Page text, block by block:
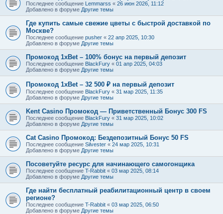
Последнее сообщение Lemmarss « 26 июн 2026, 11:12
Добавлено в форуме Другие темы
Где купить самые свежие цветы с быстрой доставкой по
Москве?
Последнее сообщение pusher « 22 апр 2025, 10:30
Добавлено в форуме Другие темы
Промокод 1xBet – 100% бонус на первый депозит
Последнее сообщение BlackFury « 01 апр 2025, 04:03
Добавлено в форуме Другие темы
Промокод 1xBet – 32 500 ₽ на первый депозит
Последнее сообщение BlackFury « 31 мар 2025, 11:35
Добавлено в форуме Другие темы
Kent Casino Промокод — Приветственный Бонус 300 FS
Последнее сообщение BlackFury « 31 мар 2025, 10:02
Добавлено в форуме Другие темы
Cat Casino Промокод: Бездепозитный Бонус 50 FS
Последнее сообщение Silvester « 24 мар 2025, 10:31
Добавлено в форуме Другие темы
Посоветуйте ресурс для начинающего самогонщика
Последнее сообщение T-Rabbit « 03 мар 2025, 08:14
Добавлено в форуме Другие темы
Где найти бесплатный реабилитационный центр в своем
регионе?
Последнее сообщение T-Rabbit « 03 мар 2025, 06:50
Добавлено в форуме Другие темы